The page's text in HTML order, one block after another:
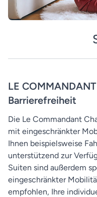
LE
Barrierefreiheit
Die Le Commandant
mit eingeschränkter
Ihnen beispielsweise
unterstützend zur
Suiten sind außerdem
eingeschränkter
empfohlen, Ihre